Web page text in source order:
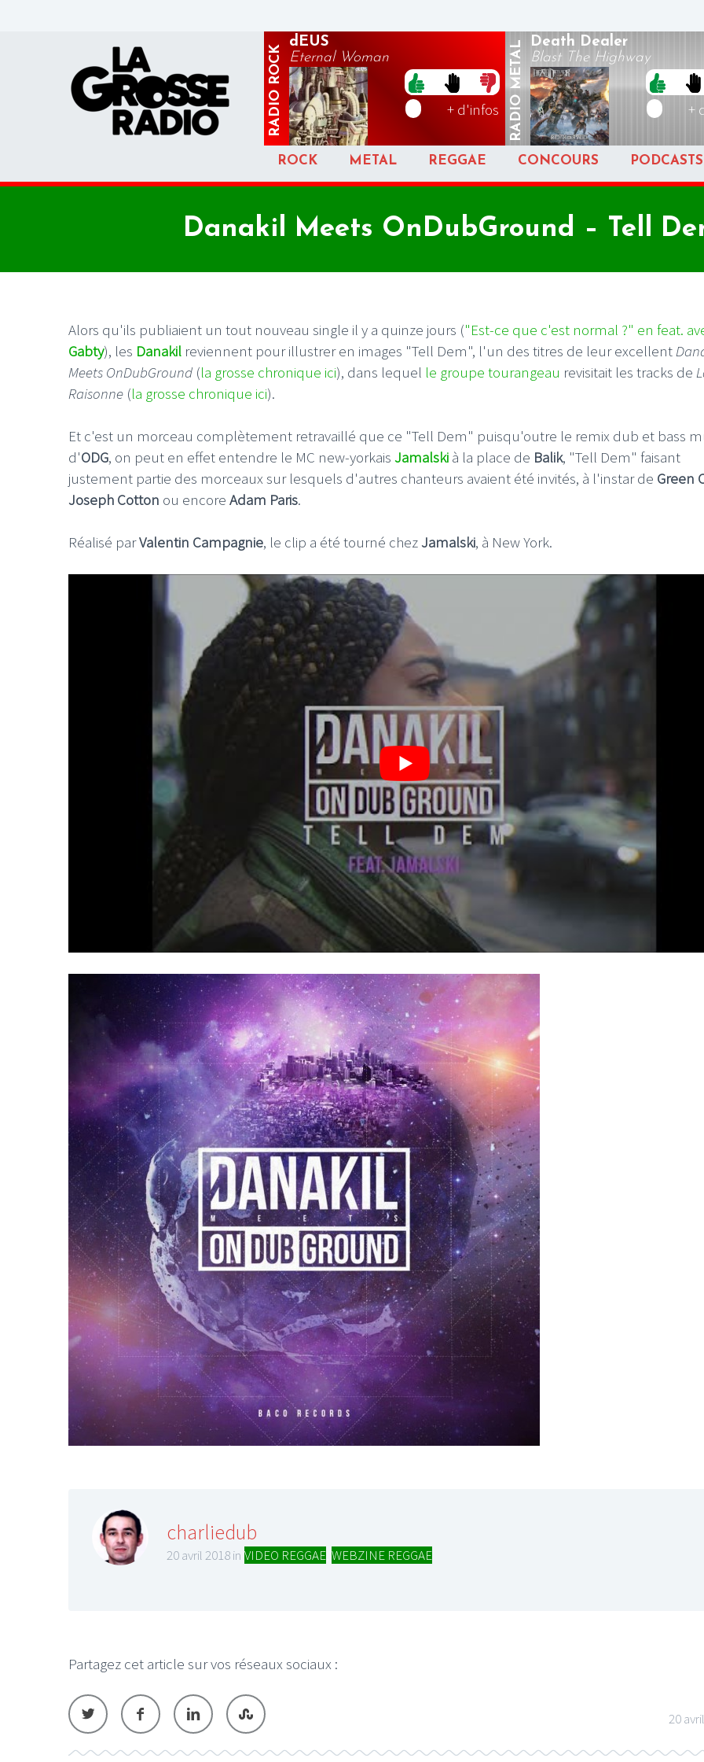
RADIO
ROCK
dEUS
Eternal Woman
+ d'infos RADIO
METAL Death Dealer
Blast The Highway
+
ROCK METAL REGGAE CONCOURS PODCASTS
Danakil Meets OnDubGround – Tell
Alors qu'ils publiaient un tout nouveau single il y a quinze jours ("Est-ce que c'est normal ?" en feat.
Gabty), les Danakil reviennent pour illustrer en images "Tell Dem", l'un des titres de leur excellent
Meets OnDubGround (la grosse chronique ici), dans lequel le groupe tourangeau revisitait les tracks de
Raisonne (la grosse chronique ici).
Et c'est un morceau complètement retravaillé que ce "Tell Dem" puisqu'outre le remix dub et bass
d'ODG, on peut en effet entendre le MC new-yorkais Jamalski à la place de Balik, "Tell Dem" faisant
justement partie des morceaux sur lesquels d'autres chanteurs avaient été invités, à l'instar de Green
Joseph Cotton ou encore Adam Paris.
Réalisé parValentin Campagnie, le clip a été tourné chezJamalski, à New York.
charliedub
20 avril 2018 in VIDEO REGGAE WEBZINE REGGAE
Partagez cet article sur vos réseaux sociaux :
20
LE GROS RIFFIFI
LE GROS RIFFIFI –
Christmas Riffifi 2025 !!!
LE GROS RIFFIFI
LE GROS RIFFIFI – Surfin’
The Covers !!!
LE GROS RIFFIFI –
Littératurock !!!